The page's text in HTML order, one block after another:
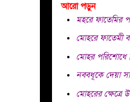
আরো পড়ুন
মহরে ফাতেমির
মোহরে ফাতেমী
মোহর পরিশোধে
নববধূকে দেয়া
মোহরের ক্ষেত্রে